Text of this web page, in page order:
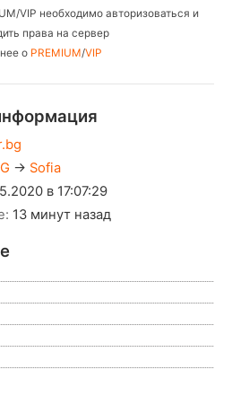
VIP необходимо авторизоваться и
права на сервер
о PREMIUM/VIP
→ Sofia
в 17:07:29
13 минут назад